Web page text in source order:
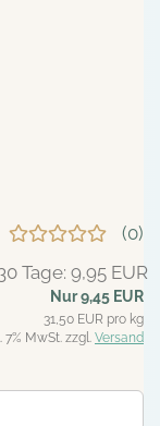
0
Tage: 9,95 EUR
Nur 9,45 EUR
31,50 EUR pro kg
7% MwSt. zzgl. Versand